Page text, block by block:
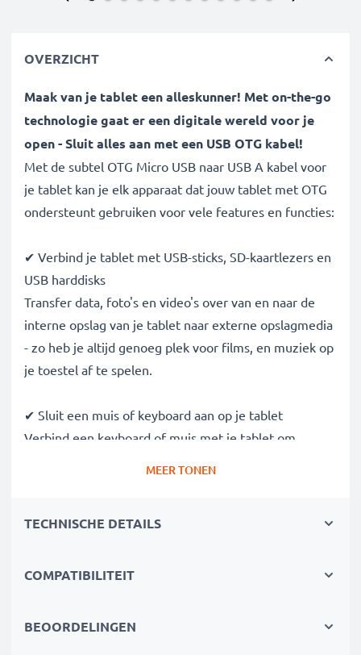
OVERZICHT
Maak van je tablet een alleskunner! Met on-the-go
technologie gaat er een digitale wereld voor je
open - Sluit alles aan met een USB OTG kabel!
Met de subtel OTG Micro USB naar USB A kabel voor
je tablet kan je elk apparaat dat jouw tablet met OTG
ondersteunt gebruiken voor vele features en functies:
✔ Verbind je tablet met USB-sticks, SD-kaartlezers en
USB harddisks
Transfer data, foto's en video's over van en naar de
interne opslag van je tablet naar externe opslagmedia
- zo heb je altijd genoeg plek voor films, en muziek op
je toestel af te spelen.
✔ Sluit een muis of keyboard aan op je tablet
Verbind een keyboard of muis met je tablet om
✔ Gamen met Xbox en PS controllers
andere USB OTG ondersteunde gamepads voor
MEER TONEN
TECHNISCHE DETAILS
COMPATIBILITEIT
BEOORDELINGEN